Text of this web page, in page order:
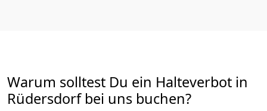
Warum solltest Du ein Halteverbot in
Rüdersdorf bei uns buchen?